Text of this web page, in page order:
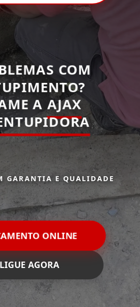
COM
A AJAX
GARANTIA E QUALIDADE
ONLINE
LIGUE AGORA